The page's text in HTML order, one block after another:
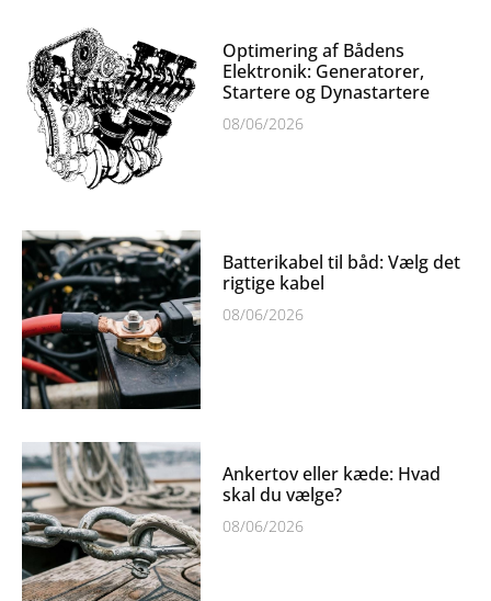
Optimering af Bådens
Elektronik: Generatorer,
Startere og Dynastartere
08/06/2026
Batterikabel til båd: Vælg det
rigtige kabel
08/06/2026
Ankertov eller kæde: Hvad
skal du vælge?
08/06/2026